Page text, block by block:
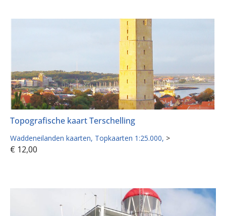
Topografische kaart Terschelling
Waddeneilanden kaarten Topkaarten 1:25.000 >
€ 12,00